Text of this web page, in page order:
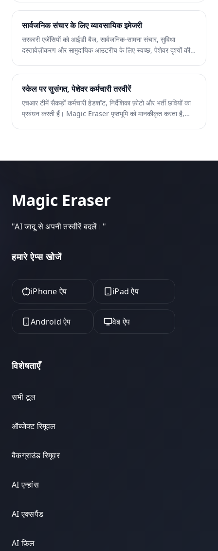
अव्यवस्था को हटा देता है ताकि आपकी कृषि छवियां सर्वोत्तम दिखें।
सार्वजनिक संचार के लिए व्यावसायिक इमेजरी
सरकारी एजेंसियों को आईडी बैज, सार्वजनिक-सामना संचार, सुविधा
दस्तावेज़ीकरण और सामुदायिक आउटरीच के लिए स्वच्छ, पेशेवर दृश्यों की
सॉफ्टवेयर या डिज़ाइन स्टाफ के बिना पॉलिश की गई छवियां बनाने में मदद
करता है।
स्केल पर सुसंगत, पेशेवर कर्मचारी तस्वीरें
एचआर टीमें सैकड़ों कर्मचारी हेडशॉट, निर्देशिका फ़ोटो और भर्ती छवियों का
प्रबंधन करती हैं। Magic Eraser पृष्ठभूमि को मानकीकृत करता है,
Magic Eraser
"AI जादू से अपनी तस्वीरें बदलें। "
हमारे ऐप्स खोजें
iPhone ऐप iPad ऐप
Android ऐप वेब ऐप
विशेषताएँ
सभी टूल
ऑब्जेक्ट रिमूवल
बैकग्राउंड रिमूवर
AI एन्हांस
AI एक्सपैंड
AI फ़िल